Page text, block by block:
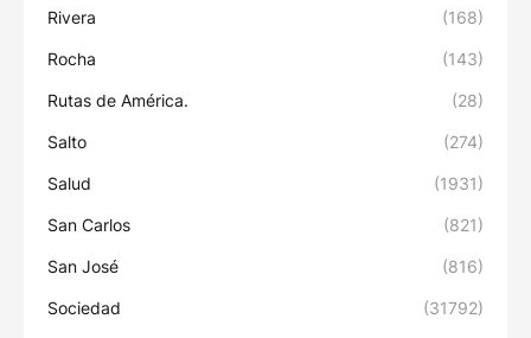
Rivera (168)
Rocha (143)
Rutas de América. (28)
Salto (274)
Salud (1931)
San Carlos (821)
San José (816)
Sociedad (31792)